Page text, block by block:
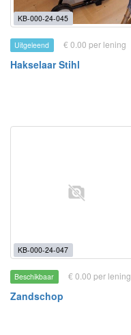
KB-000-24-045
Uitgeleend € 0.00 per lening
Hakselaar Stihl
KB-000-24-047
Beschikbaar € 0.00 per lening
Zandschop